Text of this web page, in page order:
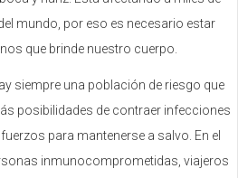
mundo, por eso es necesario estar
que brinde nuestro cuerpo.
siempre una población de riesgo que
posibilidades de contraer infecciones
para mantenerse a salvo. En el
inmunocomprometidas, viajeros